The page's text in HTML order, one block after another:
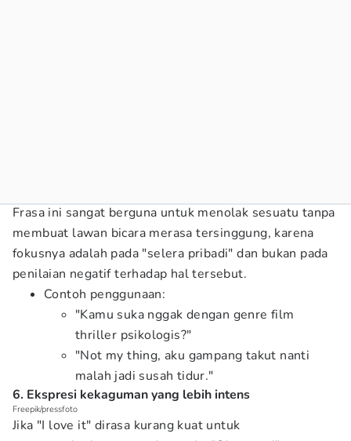
Frasa ini sangat berguna untuk menolak sesuatu tanpa
membuat lawan bicara merasa tersinggung, karena
fokusnya adalah pada "selera pribadi" dan bukan pada
penilaian negatif terhadap hal tersebut.
Contoh penggunaan:
"Kamu suka nggak dengan genre film
thriller psikologis?"
"Not my thing, aku gampang takut nanti
malah jadi susah tidur."
6. Ekspresi kekaguman yang lebih intens
Freepik/pressfoto
Jika "I love it" dirasa kurang kuat untuk